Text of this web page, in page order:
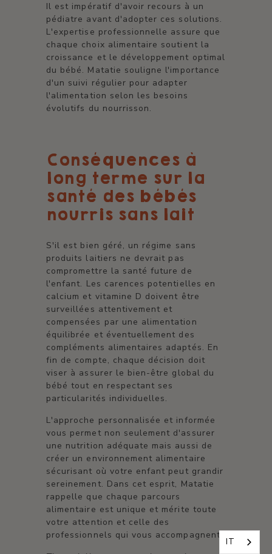
Il est impératif d'avoir recours à un
pédiatre avant d'adopter ces solutions.
L'expertise professionnelle assure que
chaque choix alimentaire soutient la
croissance et le développement optimal
du bébé. Matatie souligne l'importance
d'un suivi régulier pour adapter
l'alimentation selon les besoins
évolutifs du nourrisson.
Conséquences à
long terme sur la
santé des bébés
nourris sans lait
S'il est bien géré, un régime sans
produits laitiers ne devrait pas
compromettre la santé future de
l'enfant. Les carences potentielles en
calcium et vitamine D doivent être
surveillées attentivement et
compensées par une alimentation
équilibrée et éventuellement des
compléments alimentaires adaptés. En
fin de compte, chaque décision doit
viser à assurer le bien-être global du
bébé tout en respectant ses
particularités individuelles.
L'approche personnalisée et informée
vous permet non seulement d'assurer
une nutrition adéquate mais aussi de
créer un environnement alimentaire
sécurisant où votre enfant peut grandir
sereinement. Dans cet esprit, Matatie
rappelle que chaque parcours
alimentaire est unique et mérite toute
votre attention et celle des
professionnels qui vous accompagnent.
IT